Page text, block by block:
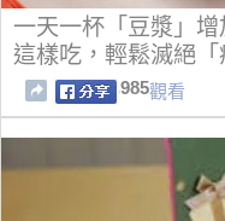
一天一杯「豆漿」
這樣吃，輕鬆滅絕「
985觀看